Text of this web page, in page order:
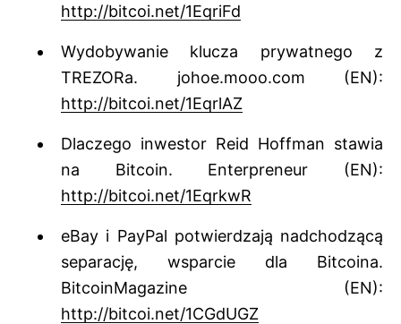
http://bitcoi.net/1EqriFd
Wydobywanie klucza prywatnego z
TREZORa. johoe.mooo.com (EN):
http://bitcoi.net/1EqrlAZ
Dlaczego inwestor Reid Hoffman stawia
na Bitcoin. Enterpreneur (EN):
http://bitcoi.net/1EqrkwR
eBay i PayPal potwierdzają nadchodzącą
separację, wsparcie dla Bitcoina.
BitcoinMagazine (EN):
http://bitcoi.net/1CGdUGZ